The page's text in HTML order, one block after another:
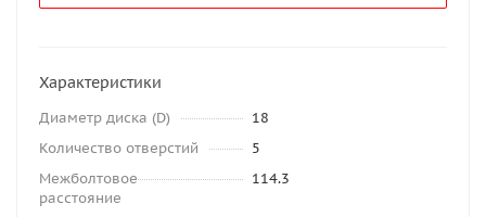
Характеристики
Диаметр диска (D)
18
Количество отверстий
5
Межболтовое
расстояние
114.3